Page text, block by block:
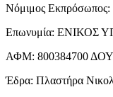
Νόμιμος Εκπρόσωπος:
Επωνυμία: ΕΝΙΚΟΣ
ΑΦΜ: 800384700
Έδρα: Πλαστήρα